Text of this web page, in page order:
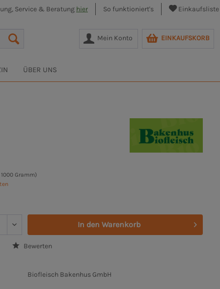
Service & Beratung hier So funktioniert's Einkaufsliste
Mein Konto EINKAUFSKORB
ÜBER UNS
Gramm)
In den Warenkorb
Bewerten
Biofleisch Bakenhus GmbH